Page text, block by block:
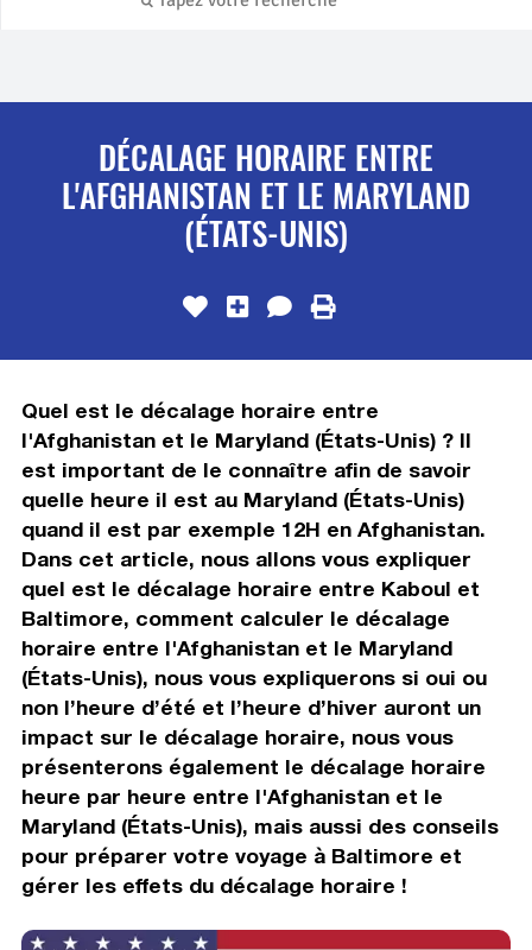
DÉCALAGE HORAIRE ENTRE
L'AFGHANISTAN ET LE MARYLAND
(ÉTATS-UNIS)
Quel est le décalage horaire entre
l'Afghanistan et le Maryland (États-Unis) ? Il
est important de le connaître afin de savoir
quelle heure il est au Maryland (États-Unis)
quand il est par exemple 12H en Afghanistan.
Dans cet article, nous allons vous expliquer
quel est le décalage horaire entre Kaboul et
Baltimore, comment calculer le décalage
horaire entre l'Afghanistan et le Maryland
(États-Unis), nous vous expliquerons si oui ou
non l’heure d’été et l’heure d’hiver auront un
impact sur le décalage horaire, nous vous
présenterons également le décalage horaire
heure par heure entre l'Afghanistan et le
Maryland (États-Unis), mais aussi des conseils
pour préparer votre voyage à Baltimore et
gérer les effets du décalage horaire !